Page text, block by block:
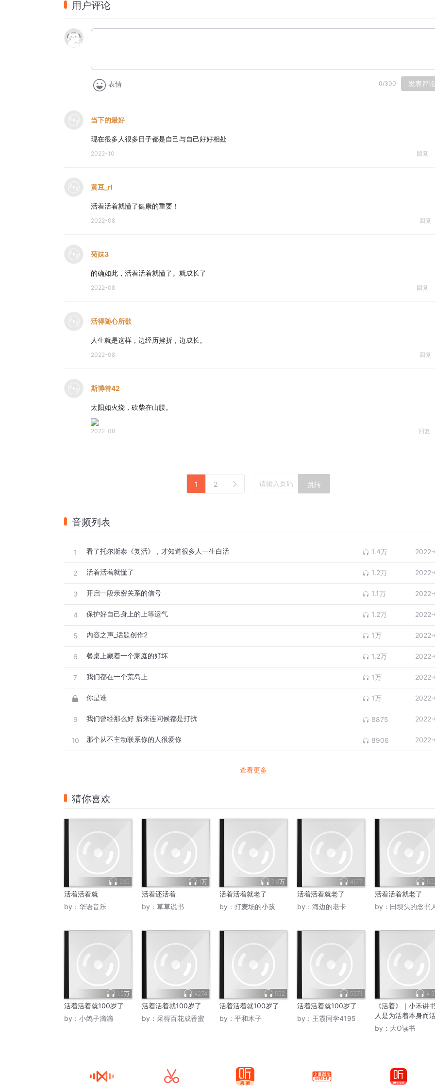
在海林的直播间你会遇见许多有趣的灵魂。
分享传播有力量的文字，
亲近感受真善美的观点态度。
用户评论
表情 0/300 发表评论
当下的最好
现在很多人很多日子都是自己与自己好好相处
2022-10 回复
黄豆_rI
活着活着就懂了健康的重要！
2022-08 回复
菊妹3
的确如此，活着活着就懂了。就成长了
2022-08 回复
活得随心所欲
人生就是这样，边经历挫折，边成长。
2022-08 回复
斯博特42
太阳如火烧，砍柴在山腰。
2022-08 回复
1 2 跳转
音频列表
1 看了托尔斯泰《复活》，才知道很多人一生白活 1.4万
2 活着活着就懂了 1.2万
3 开启一段亲密关系的信号 1.1万
4 保护好自己身上的上等运气 1.2万
5 内容之声_话题创作2 1万
6 餐桌上藏着一个家庭的好坏 1.2万
7 我们都在一个荒岛上 1万
你是谁 1万
9 我们曾经那么好 后来连问候都是打扰 8875
10 那个从不主动联系你的人很爱你 8906
查看更多
猜你喜欢
935
活着活着就
by： 华语音乐
1万
活着还活着
by： 草草说书
7.8万
活着活着就老了
by： 打麦场的小孩
4177
活着活着就老了
by： 海边的老卡
活着活着就老了
by： 田坝头的念书
1.9万
活着活着就100岁了
by： 小鸽子滴滴
4274
活着活着就100岁了
by： 采得百花成香蜜
552
活着活着就100岁了
by： 平和木子
5571
活着活着就100岁了
by： 王霞同学4195
《活着》｜小禾讲
人是为活着本身而
by： 大O读书